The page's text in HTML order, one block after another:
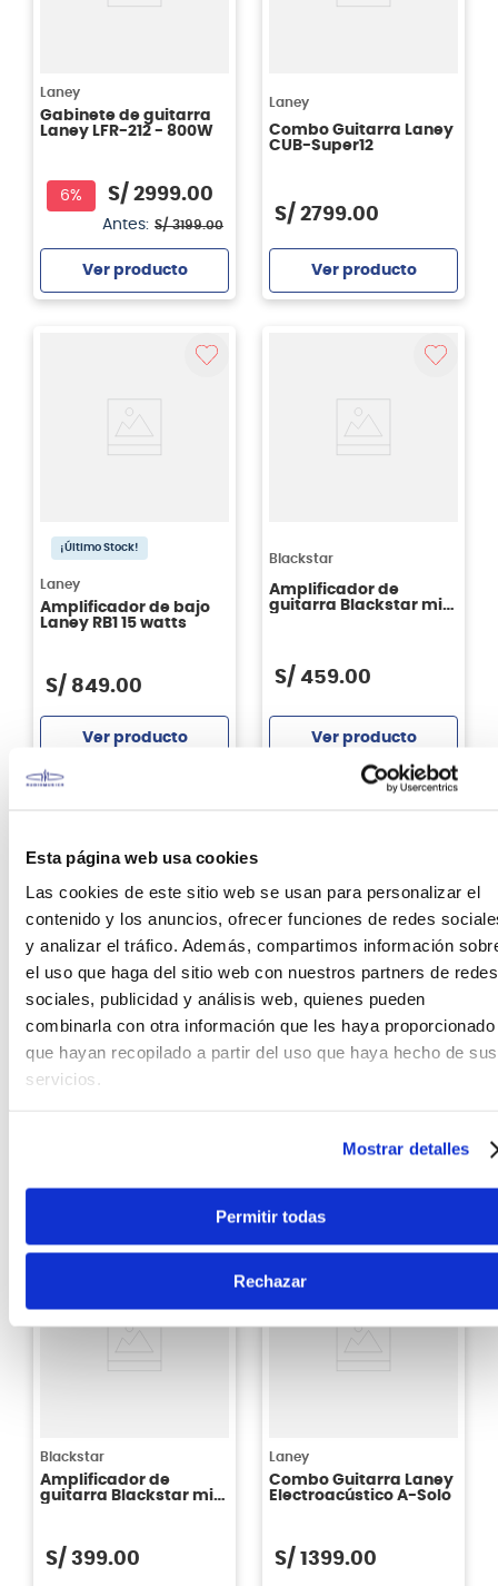
Esta página web usa cookies
Las cookies de este sitio web se usan para personalizar el
contenido y los anuncios, ofrecer funciones de redes
y analizar el tráfico. Además, compartimos información
el uso que haga del sitio web con nuestros partners de redes
sociales, publicidad y análisis web, quienes pueden
combinarla con otra información que les haya proporcionado
que hayan recopilado a partir del uso que haya hecho de sus
servicios.
Mostrar detalles
Permitir todas
Rechazar
Laney
Gabinete de guitarra
Laney LFR-212 - 800W
6% S/ 2999.00
Antes: S/ 3199.00
Ver producto
Laney
Combo Guitarra Laney
CUB-Super12
S/ 2799.00
Ver producto
¡Último Stock!
Laney
Amplificador de bajo
Laney RB1 15 watts
S/ 849.00
Ver producto
Blackstar
Amplificador de
guitarra Blackstar mini
S/ 459.00
Ver producto
Freeman
Amplificador para
guitarra
electroacústica
Freeman WA-15
Ver producto
Agregar
Blackstar
Amplificador de
guitarra Blackstar mini
Ver producto
Agregar
Blackstar
Amplificador de
guitarra Blackstar mini
S/ 399.00
Laney
Combo Guitarra Laney
Electroacústico A-Solo
S/ 1399.00